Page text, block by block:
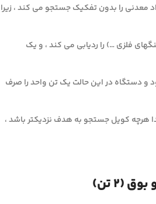
معدنی را بدون تفکیک جستجو می کند ، زیرا
فلزی …) را ردیابی می کند ، و یک
دستگاه در این حالت یک تن واحد را صرف
کویل جستجو به هدف نزدیکتر باشد ،